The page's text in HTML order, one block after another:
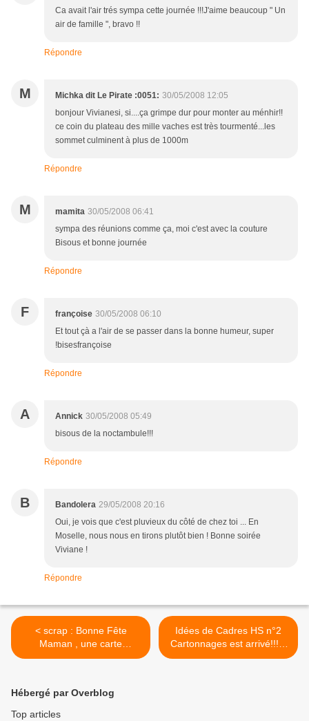
Ca avait l'air trés sympa cette journée !!!J'aime beaucoup " Un
air de famille ", bravo !!
Répondre
M Michka dit Le Pirate :0051: 30/05/2008 12:05
bonjour Vivianesi, si....ça grimpe dur pour monter au ménhir!!
ce coin du plateau des mille vaches est très tourmenté...les
sommet culminent à plus de 1000m
Répondre
M mamita 30/05/2008 06:41
sympa des réunions comme ça, moi c'est avec la couture
Bisous et bonne journée
Répondre
F françoise 30/05/2008 06:10
Et tout çà a l'air de se passer dans la bonne humeur, super
!bisesfrançoise
Répondre
A Annick 30/05/2008 05:49
bisous de la noctambule!!!
Répondre
B Bandolera 29/05/2008 20:16
Oui, je vois que c'est pluvieux du côté de chez toi ... En
Moselle, nous nous en tirons plutôt bien ! Bonne soirée
Viviane !
Répondre
< scrap : Bonne Fête
Maman , une carte
scrapbooking...
Idées de Cadres HS n°2
Cartonnages est arrivé!!!!!!
>
Hébergé par Overblog
Top articles